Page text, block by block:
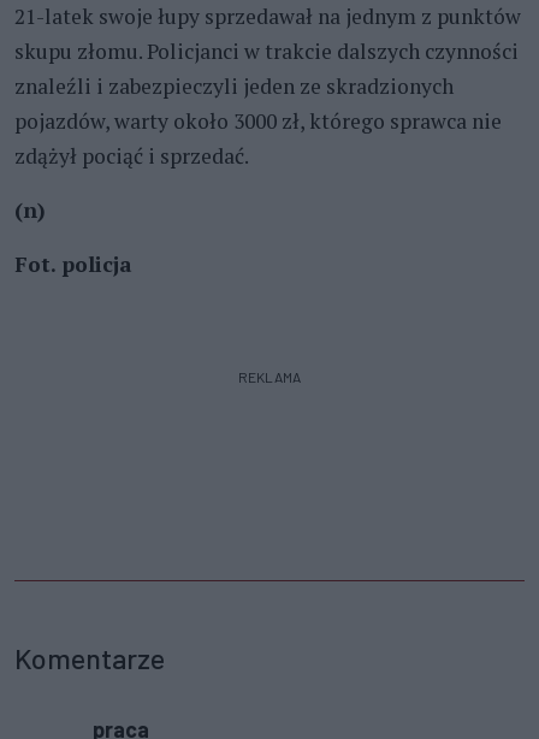
21-latek swoje łupy sprzedawał na jednym z punktów
skupu złomu. Policjanci w trakcie dalszych czynności
znaleźli i zabezpieczyli jeden ze skradzionych
pojazdów, warty około 3000 zł, którego sprawca nie
zdążył pociąć i sprzedać.
(n)
Fot. policja
REKLAMA
Komentarze
praca